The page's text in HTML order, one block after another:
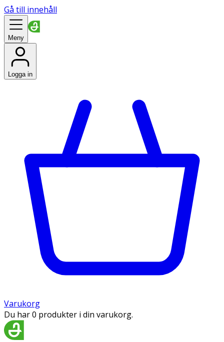
Gå till innehåll
Meny
Logga in
Varukorg
Du har 0 produkter i din varukorg.